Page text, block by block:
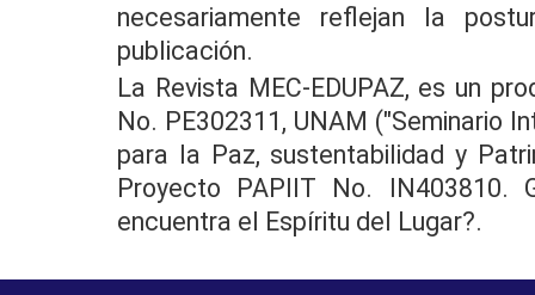
necesariamente reflejan la
publicación.
La Revista MEC-EDUPAZ, es un
No. PE302311, UNAM ("Seminario
para la Paz, sustentabilidad y
Proyecto PAPIIT No. IN403810.
encuentra el Espíritu del Lugar?.